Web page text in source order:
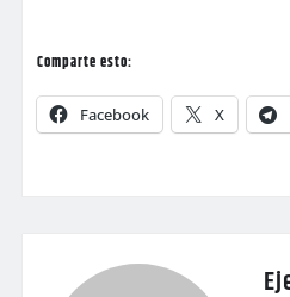
Comparte esto:
Facebook X